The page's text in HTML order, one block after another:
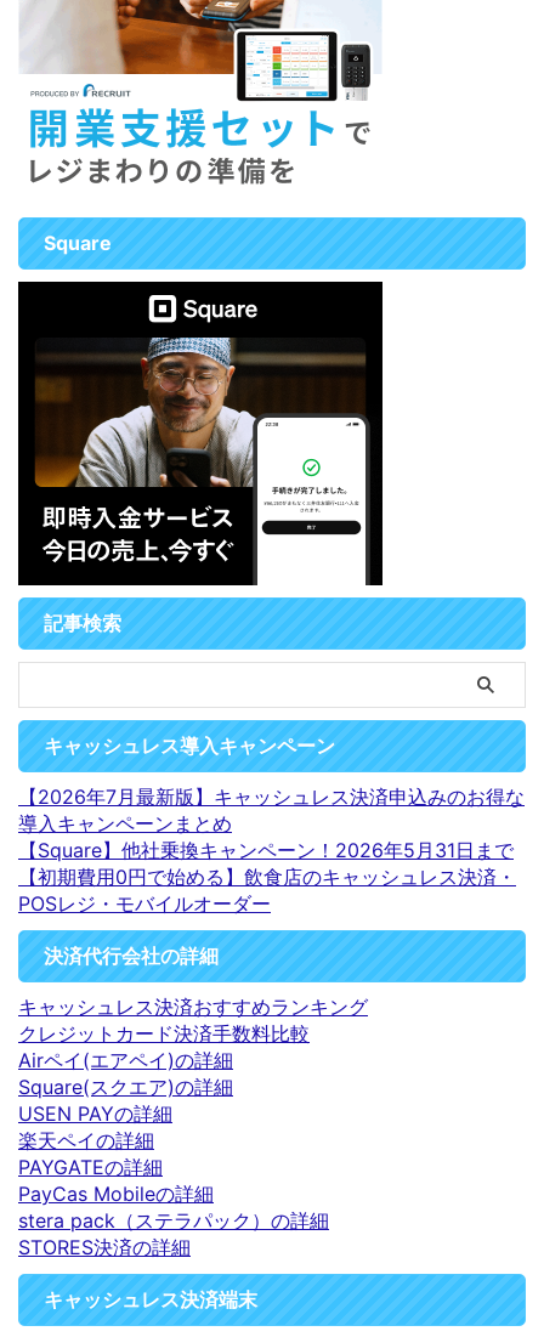
となるクレジットカードブランド
はVisa 、Mastercard、JCB、
American Express、Diners
Club、Discoverの6ブランドが対
象です。 「決済 ...
Square
記事検索
キャッシュレス導入キャンペーン
【2026年7月最新版】キャッシュレス決済申込みのお得な
導入キャンペーンまとめ
【Square】他社乗換キャンペーン！2026年5月31日まで
【初期費用0円で始める】飲食店のキャッシュレス決済・
POSレジ・モバイルオーダー
決済代行会社の詳細
キャッシュレス決済おすすめランキング
クレジットカード決済手数料比較
Airペイ(エアペイ)の詳細
Square(スクエア)の詳細
USEN PAYの詳細
楽天ペイの詳細
PAYGATEの詳細
PayCas Mobileの詳細
stera pack（ステラパック）の詳細
STORES決済の詳細
キャッシュレス決済端末